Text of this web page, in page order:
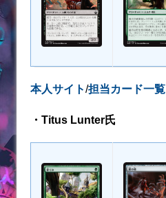
本人サイト/担当カード一覧
・Titus Lunter氏